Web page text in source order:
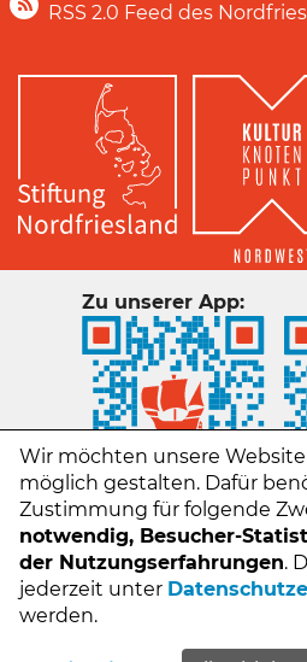
RSS 2.0 Feed des
Kontakt
Zu unserer App:
Wir möchten unsere
möglich gestalten. Dafür
Zustimmung für folgende
notwendig, Besucher-
der Nutzungserfahrungen.
jederzeit unter
werden.